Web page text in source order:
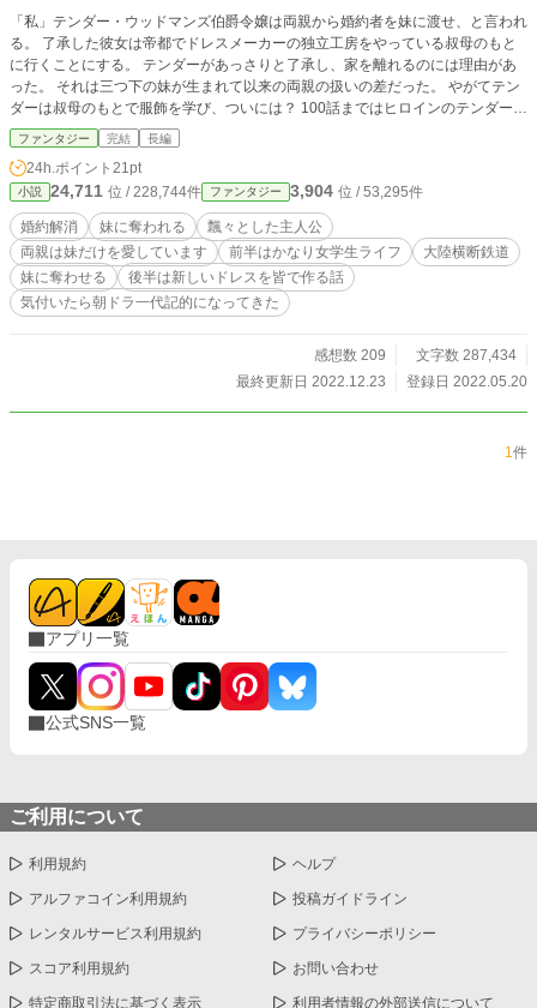
「私」テンダー・ウッドマンズ伯爵令嬢は両親から婚約者を妹に渡せ、と言われ
る。 了承した彼女は帝都でドレスメーカーの独立工房をやっている叔母のもと
に行くことにする。 テンダーがあっさりと了承し、家を離れるのには理由があ
った。 それは三つ下の妹が生まれて以来の両親の扱いの差だった。 やがてテン
ダーは叔母のもとで服飾を学び、ついには？ 100話まではヒロインのテンダー視
点、幕間と101話以降は俯瞰視点となります。 200話で完結しました。 今回はあ
とがきは無しです。
ファンタジー 完結 長編
24h.ポイント 21pt
小説 24,711 位 / 228,744件 ファンタジー 3,904 位 / 53,295件
婚約解消 妹に奪われる
飄々とした主人公
両親は妹だけを愛しています
前半はかなり女学生ライフ
大陸横断鉄道
妹に奪わせる
後半は新しいドレスを皆で作る話
気付いたら朝ドラ一代記的になってきた
感想数 209
文字数 287,434
最終更新日 2022.12.23
登録日 2022.05.20
1件
アプリ一覧
公式SNS一覧
ご利用について
利用規約 ヘルプ
アルファコイン利用規約 投稿ガイドライン
レンタルサービス利用規約 プライバシーポリシー
スコア利用規約 お問い合わせ
特定商取引法に基づく表示 利用者情報の外部送信について